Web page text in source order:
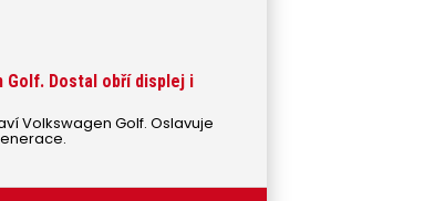
Golf. Dostal obří displej i
Volkswagen Golf. Oslavuje